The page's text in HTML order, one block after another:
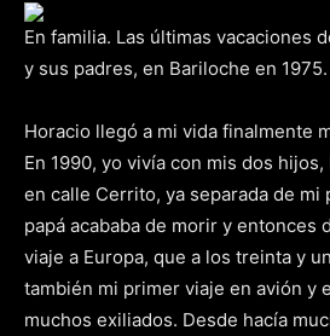
En familia. Las últimas vacaciones
y sus padres, en Bariloche en 1975.
Horacio llegó a mi vida finalmente
En 1990, yo vivía con mis dos
en calle Cerrito, ya separada de mi
papá acababa de morir y entonces
viaje a Europa, que a los treinta y
también mi primer viaje en avión y
muchos exiliados. Desde hacía